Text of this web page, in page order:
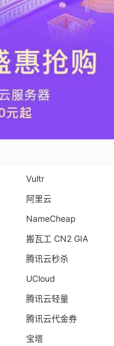
Vultr
阿里云
NameCheap
搬瓦工 CN2 GIA
腾讯云秒杀
UCloud
腾讯云轻量
腾讯云代金券
宝塔